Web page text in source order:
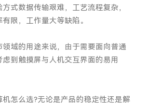
式数据传输艰难，工艺流程复杂，
限，工作量大等缺陷。
领域的用途来说，由于需要面向普通
虑到触摸屏与人机交互界面的易用
机怎么选?无论是产品的稳定性还是解